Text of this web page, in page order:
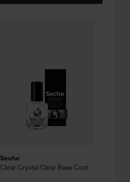
Seche
Clear Crystal Clear Base Coat